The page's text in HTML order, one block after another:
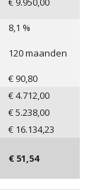
8,1 %
120maanden
€ 90,80
€4.712,00
€5.238,00
€ 16.134,23
€ 51,54